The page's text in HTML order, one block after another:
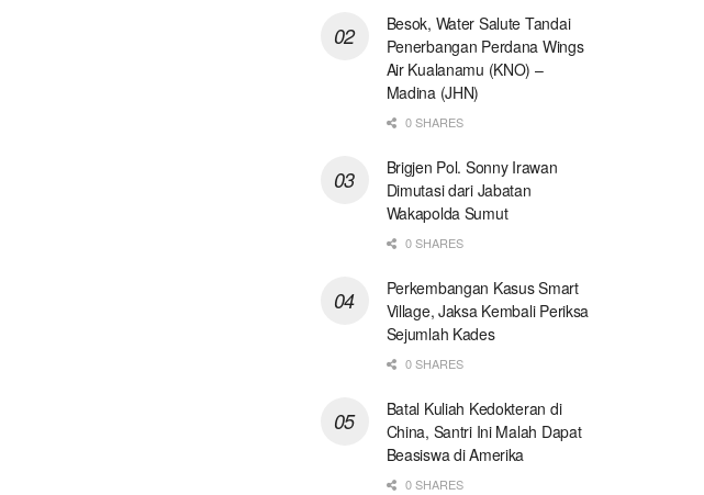
Besok, Water Salute Tandai
Penerbangan Perdana Wings
Air Kualanamu (KNO) –
Madina (JHN)
0 SHARES
Brigjen Pol. Sonny Irawan
Dimutasi dari Jabatan
Wakapolda Sumut
0 SHARES
Perkembangan Kasus Smart
Village, Jaksa Kembali Periksa
Sejumlah Kades
0 SHARES
Batal Kuliah Kedokteran di
China, Santri Ini Malah Dapat
Beasiswa di Amerika
0 SHARES